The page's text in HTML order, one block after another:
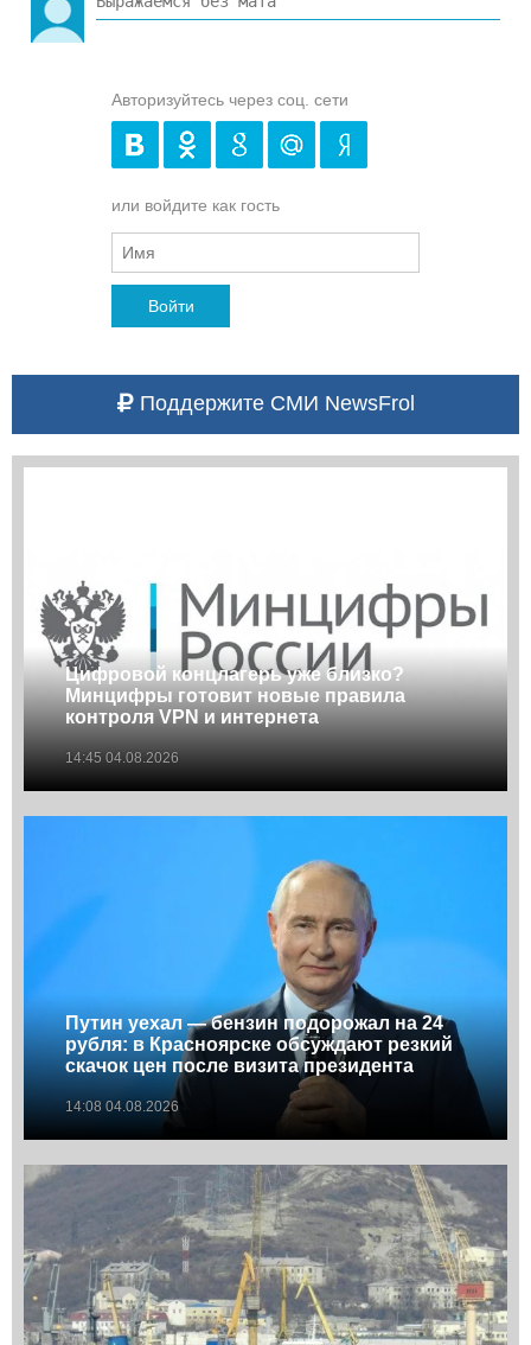
Авторизуйтесь через соц. сети
или войдите как гость
Войти
Поддержите СМИ NewsFrol
Цифровой концлагерь уже близко?
Минцифры готовит новые правила
контроля VPN и интернета
14:45 04.08.2026
Путин уехал — бензин подорожал на 24
рубля: в Красноярске обсуждают резкий
скачок цен после визита президента
14:08 04.08.2026